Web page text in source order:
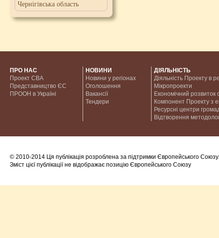
Чернігівська область
ПРО НАС
Проект CBA
Представництво ЄС
ПРООН в Україні
НОВИНИ
Новини у регіонах
Оголошення
Вакансії
Тендери
ДІЯЛЬНІСТЬ
Діяльність Проекту в
Мікропроекти
Економічний розвиток
Компонент Проекту з
Ресурсні центри
Відтворення
© 2010-2014 Ця публікація розроблена за підтримки Європейського Союзу.
Зміст цієї публікації не відображає позицію Європейського Союзу